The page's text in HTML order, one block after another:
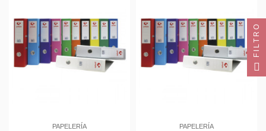
PAPELERÍA PAPELERÍA
FILTRO